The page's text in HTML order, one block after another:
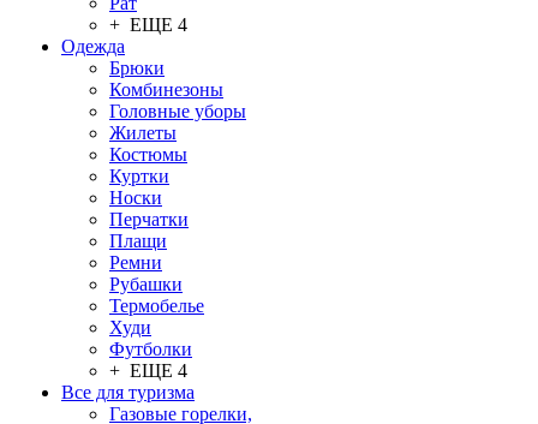
+ ЕЩЕ 4
Одежда
Брюки
Комбинезоны
Головные уборы
Жилеты
Костюмы
Куртки
Носки
Перчатки
Плащи
Ремни
Рубашки
Термобелье
Худи
Футболки
+ ЕЩЕ 4
Все для туризма
Газовые горелки,